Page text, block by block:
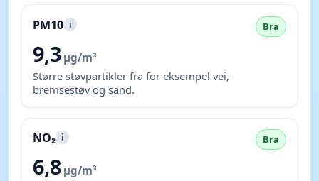
PM10 i Bra
9,3 µg/m³
Større støvpartikler fra for eksempel vei,
bremsestøv og sand.
NO₂ i Bra
6,8 µg/m³